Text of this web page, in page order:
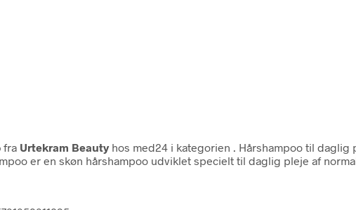
fra Urtekram Beautyhos med24 i kategorien
. Hårshampoo til
er en skøn hårshampoo udviklet specielt til daglig pleje af